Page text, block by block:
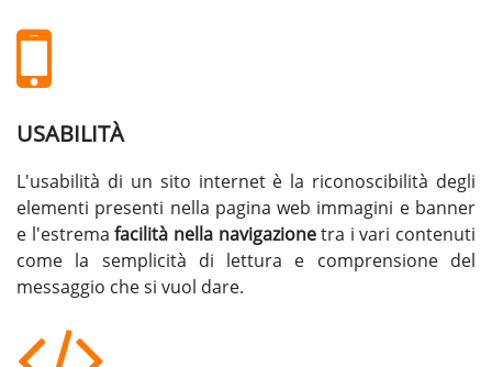
USABILITÀ
L'usabilità di un sito internet è la riconoscibilità degli
elementi presenti nella pagina web immagini e banner
e l'estremafacilità nella navigazionetra i vari contenuti
come la semplicità di lettura e comprensione del
messaggio che si vuol dare.